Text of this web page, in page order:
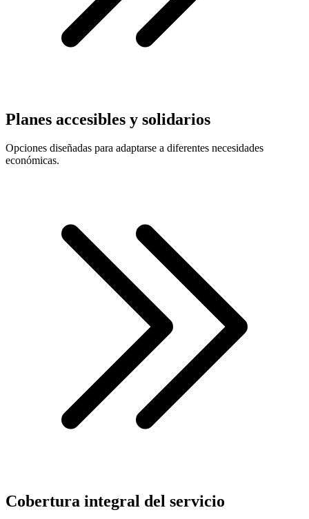
Planes accesibles y solidarios
Opciones diseñadas para adaptarse a diferentes necesidades
económicas.
Cobertura integral del servicio